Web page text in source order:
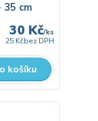
cm
30 Kč/ks
25 Kčbez DPH
košíku